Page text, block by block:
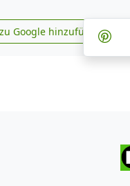
news.de zu Google
Google hinzufügen